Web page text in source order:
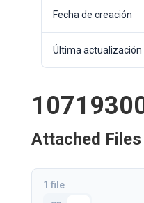
Fecha de creación
Última actualización
Attached Files
1 file